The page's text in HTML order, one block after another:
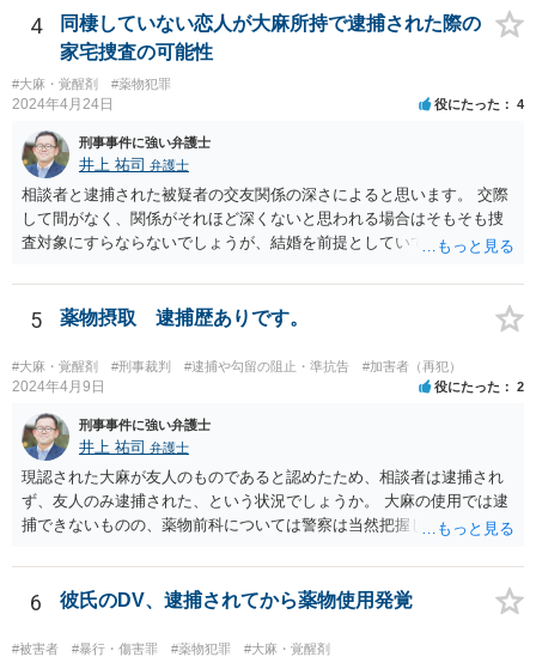
4
同棲していない恋人が大麻所持で逮捕された際の
家宅捜査の可能性
#大麻・覚醒剤 #薬物犯罪
2024年4月24日 役にたった 4
刑事事件に強い弁護士
井上 祐司 弁護士
相談者と逮捕された被疑者の交友関係の深さによると思います。 交際
して間がなく、関係がそれほど深くないと思われる場合はそもそも捜
査対象にすらならないでしょうが、結婚を前提としていて、頻繁にLIN
ものがある、という事情が存在する場合、まずは任意での参考人聴取
が行われ、その結果を受けて捜索差押許可状の発布を検討する、とい
を疑われるやり取りが一切なく、共同所持が疑われる状況にないので
あれば、心配は特に必要ないかと思われます。
5 薬物摂取 逮捕歴ありです。
#大麻・覚醒剤 #刑事裁判 #逮捕や勾留の阻止・準抗告 #加害者（再犯）
2024年4月9日 役にたった 2
刑事事件に強い弁護士
井上 祐司 弁護士
現認された大麻が友人のものであると認めたため、相談者は逮捕され
ず、友人のみ逮捕された、という状況でしょうか。 大麻の使用では逮
捕できないものの、薬物前科については警察は当然把握しているた
かれることはありるると思います。
6 彼氏のDV、逮捕されてから薬物使用発覚
#被害者 #暴行・傷害罪 #薬物犯罪 #大麻・覚醒剤